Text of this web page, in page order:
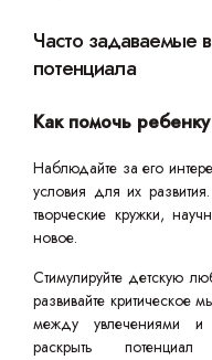
Часто задаваемые
потенциала
Как помочь
Наблюдайте за его
условия для их
творческие кружки,
новое.
Стимулируйте детскую
развивайте критическое
между увлечениями и
раскрыть